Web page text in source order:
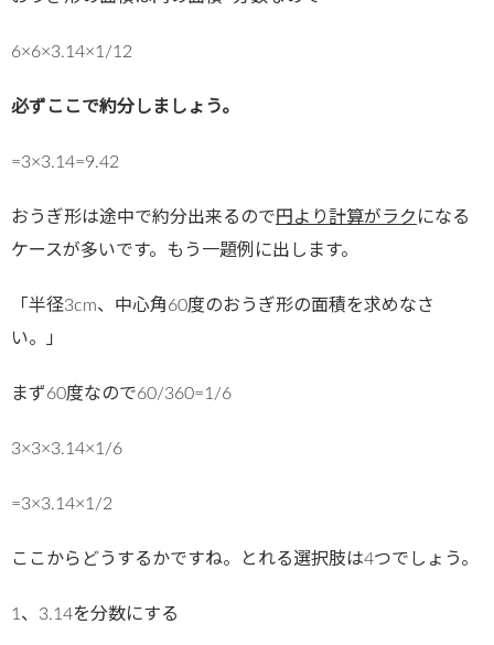
6×6×3.14×1/12
必ずここで約分しましょう。
=3×3.14=9.42
おうぎ形は途中で約分出来るので円より計算がラク になる
ケースが多いです。もう一題例に出します。
「半径3cm、中心角60度のおうぎ形の面積を求めなさ
い。」
まず60度なので60/360=1/6
3×3×3.14×1/6
=3×3.14×1/2
ここからどうするかですね。とれる選択肢は4つでしょう。
1、3.14を分数にする